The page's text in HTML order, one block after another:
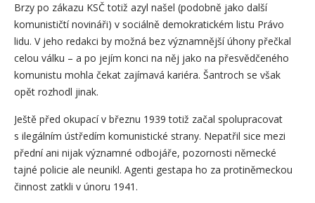
Brzy po zákazu KSČ totiž azyl našel (podobně jako další
komunističtí novináři) v sociálně demokratickém listu Právo
lidu. V jeho redakci by možná bez významnější úhony přečkal
celou válku – a po jejím konci na něj jako na přesvědčeného
komunistu mohla čekat zajímavá kariéra. Šantroch se však
opět rozhodl jinak.
Ještě před okupací v březnu 1939 totiž začal spolupracovat
s ilegálním ústředím komunistické strany. Nepatřil sice mezi
přední ani nijak významné odbojáře, pozornosti německé
tajné policie ale neunikl. Agenti gestapa ho za protiněmeckou
činnost zatkli v únoru 1941.